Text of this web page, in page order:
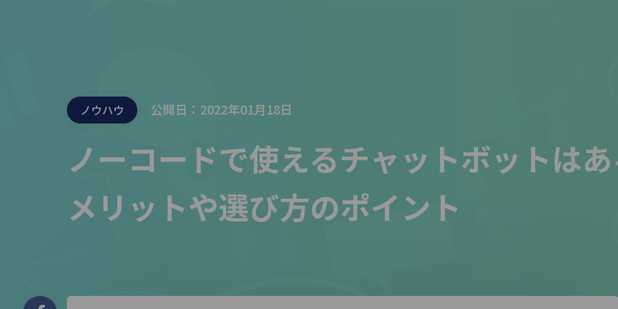
ノウハウ 公開日：2022年01月18日
ノーコードで使えるチャットボットは
メリットや選び方のポイント